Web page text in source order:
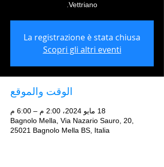
Vettriano.
La registrazione è stata chiusa
Scopri gli altri eventi
الوقت والموقع
18 مايو 2024، 2:00 م – 6:00 م
Bagnolo Mella, Via Nazario Sauro, 20,
25021 Bagnolo Mella BS, Italia